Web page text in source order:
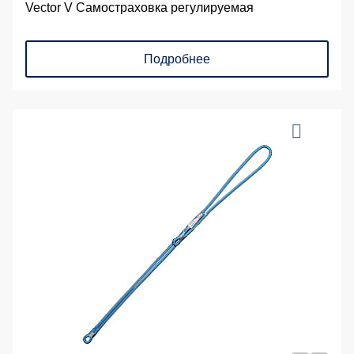
Vector V Самостраховка регулируемая
Подробнее